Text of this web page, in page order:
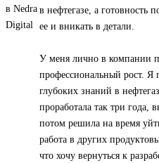
в нефтегазе, а готовность
ее и вникать в детали.
У меня лично в компании
профессиональный рост. Я
глубоких знаний в
проработала так три года,
потом решила на время
работа в других
что хочу вернуться к